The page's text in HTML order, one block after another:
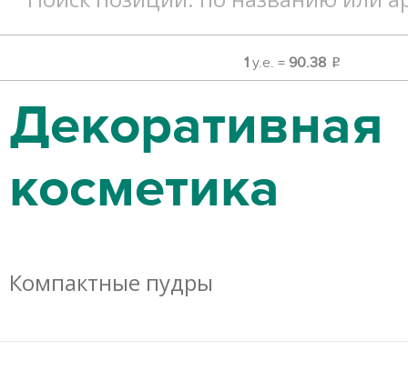
1у.е. = 90.38 o
Декоративная
косметика
Компактные пудры